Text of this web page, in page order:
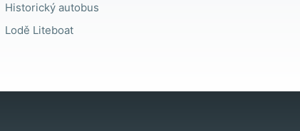
Historický autobus
Lodě Liteboat